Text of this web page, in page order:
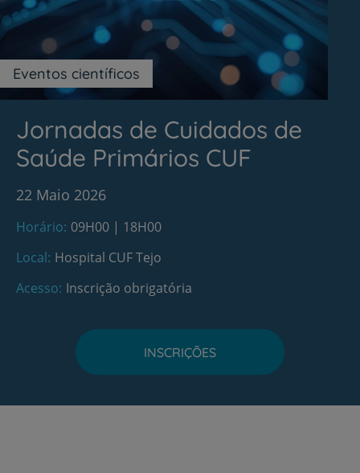
Eventos científicos
Jornadas de Cuidados de
Saúde Primários CUF
22 Maio 2026
Horário 09H00 | 18H00
Local Hospital CUF Tejo
Acesso Inscrição obrigatória
INSCRIÇÕES